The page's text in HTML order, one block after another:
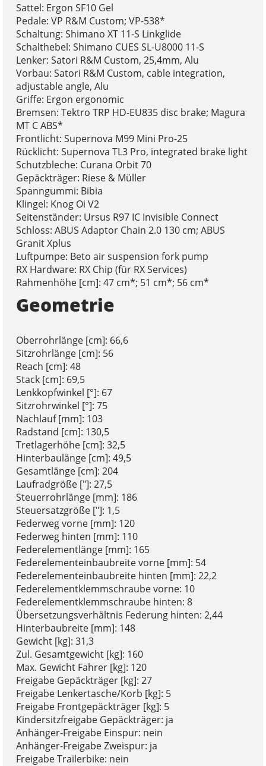
Sattel: Ergon SF10 Gel
Pedale: VP R&M Custom; VP-538*
Schaltung: Shimano XT 11-S Linkglide
Schalthebel: Shimano CUES SL-U8000 11-S
Lenker: Satori R&M Custom, 25,4mm, Alu
Vorbau: Satori R&M Custom, cable integration,
adjustable angle, Alu
Griffe: Ergon ergonomic
Bremsen: Tektro TRP HD-EU835 disc brake; Magura
MT C ABS*
Frontlicht: Supernova M99 Mini Pro-25
Rücklicht: Supernova TL3 Pro, integrated brake light
Schutzbleche: Curana Orbit 70
Gepäckträger: Riese & Müller
Spanngummi: Bibia
Klingel: Knog Oi V2
Seitenständer: Ursus R97 IC Invisible Connect
Schloss: ABUS Adaptor Chain 2.0 130 cm; ABUS
Granit Xplus
Luftpumpe: Beto air suspension fork pump
RX Hardware: RX Chip (für RX Services)
Rahmenhöhe [cm]: 47 cm*; 51 cm*; 56 cm*
Geometrie
Oberrohrlänge [cm]: 66,6
Sitzrohrlänge [cm]: 56
Reach [cm]: 48
Stack [cm]: 69,5
Lenkkopfwinkel [°]: 67
Sitzrohrwinkel [°]: 75
Nachlauf [mm]: 103
Radstand [cm]: 130,5
Tretlagerhöhe [cm]: 32,5
Hinterbaulänge [cm]: 49,5
Gesamtlänge [cm]: 204
Laufradgröße ["]: 27,5
Steuerrohrlänge [mm]: 186
Steuersatzgröße ["]: 1,5
Federweg vorne [mm]: 120
Federweg hinten [mm]: 110
Federelementlänge [mm]: 165
Federelementeinbaubreite vorne [mm]: 54
Federelementeinbaubreite hinten [mm]: 22,2
Federelementklemmschraube vorne: 10
Federelementklemmschraube hinten: 8
Übersetzungsverhältnis Federung hinten: 2,44
Hinterbaubreite [mm]: 148
Gewicht [kg]: 31,3
Zul. Gesamtgewicht [kg]: 160
Max. Gewicht Fahrer [kg]: 120
Freigabe Gepäckträger [kg]: 27
Freigabe Lenkertasche/Korb [kg]: 5
Freigabe Frontgepäckträger [kg]: 5
Kindersitzfreigabe Gepäckträger: ja
Anhänger-Freigabe Einspur: nein
Anhänger-Freigabe Zweispur: ja
Freigabe Trailerbike: nein